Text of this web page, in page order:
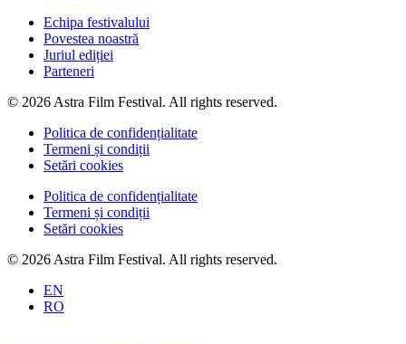
Echipa festivalului
Povestea noastră
Juriul ediției
Parteneri
© 2026 Astra Film Festival. All rights reserved.
Politica de confidențialitate
Termeni și condiții
Setări cookies
Politica de confidențialitate
Termeni și condiții
Setări cookies
© 2026 Astra Film Festival. All rights reserved.
EN
RO